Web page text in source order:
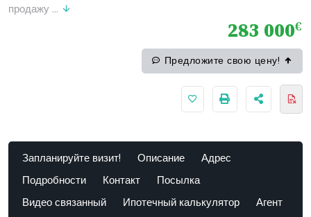
продажу ...
283 000€
Предложите свою цену!
Запланируйте визит! Описание
Адрес
Подробности
Контакт
Посылка
Видео связанный
Ипотечный калькулятор Агент